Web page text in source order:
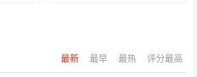
最新 最早 最热 评分最高